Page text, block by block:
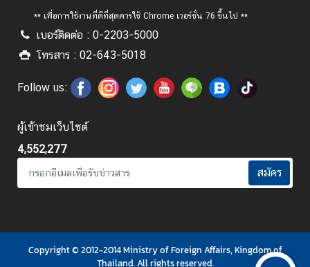
d
o
w
ส
ม
ร
แ
ล
วั
ส
** เพื่อการใช้งานที่ดีที่สุดควรใช้ Chrome เวอร์ชั่น 76 ขึ้นไป **
เบอร์ติดต่อ : 0-2203-5000
โทรสาร : 02-643-5018
Follow us:
ผู้เข้าชมเว็บไซต์
4,552,277
สมัคร
Copyright © 2012-2014 Ministry of Foreign Affairs, Kingdom of
Thailand. All rights reserved.